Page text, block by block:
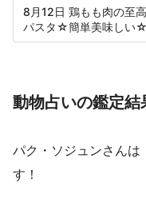
8月12日 鶏もも肉の至
パスタ☆簡単美味しい☆
動物占いの鑑定結
パク・ソジュンさんは
す！